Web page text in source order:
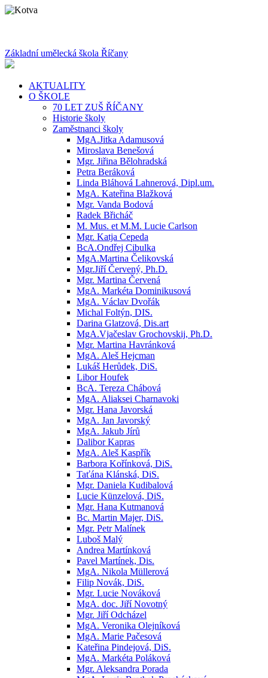
Základní umělecká škola Říčany
AKTUALITY
O ŠKOLE
70 LET ZUŠ ŘÍČANY
Historie školy
Zaměstnanci školy
MgA.Jitka Adamusová
Miroslava Benešová
Mgr. Jiřina Bělohradská
Petra Beráková
Linda Bláhová Lahnerová, Dipl.um.
MgA. Kateřina Blažková
Mgr. Vanda Bodová
Radek Břicháč
M. Mus. et M.M. Lucie Carlson
Mgr. Katja Cepeda
BcA.Ondřej Cibulka
MgA.Martina Čelikovská
Mgr.Jiří Červený, Ph.D.
Mgr. Martina Červená
MgA. Markéta Dominikusová
MgA. Václav Dvořák
Michal Foltýn, DIS.
Darina Glatzová, Dis.art
MgA.Vjačeslav Grochovskij, Ph.D.
Mgr. Martina Havránková
MgA. Aleš Hejcman
Lukáš Herůdek, DiS.
Libor Houfek
BcA. Tereza Chábová
MgA. Aliaksei Charnavoki
Mgr. Hana Javorská
MgA. Jan Javorský
MgA. Jakub Jírů
Dalibor Kapras
MgA. Aleš Kaspřík
Barbora Kořínková, DiS.
Taťána Klánská, DiS.
Mgr. Daniela Kudibalová
Lucie Künzelová, DiS.
Mgr. Hana Kutmanová
Bc. Martin Majer, DiS.
Mgr. Petr Malínek
Luboš Malý
Andrea Martínková
Pavel Martínek, Dis.
MgA. Nikola Müllerová
Filip Novák, DiS.
Mgr. Lucie Nováková
MgA. doc. Jiří Novotný
Mgr. Jiří Odcházel
MgA. Veronika Olejníková
MgA. Marie Pačesová
Kateřina Pindejová, DiS.
MgA. Markéta Poláková
Mgr. Aleksandra Porada